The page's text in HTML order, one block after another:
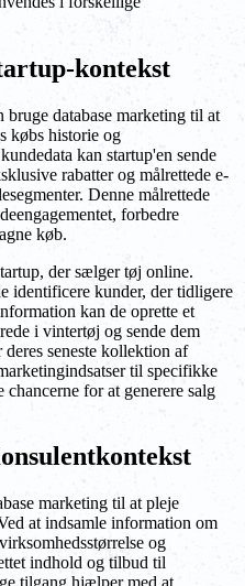
kontekst
bruge database marketing til at
købs historie og
kan startup'en sende
rabatter og målrettede e-
Denne målrettede
forbedre
køb.
der sælger tøj online.
identificere kunder, der tidligere
kan de oprette et
i vintertøj og sende dem
seneste kollektion af
til specifikke
chancerne for at generere salg
marketing til at pleje
at indsamle information om
og
indhold og tilbud til